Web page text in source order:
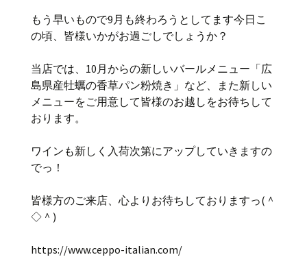
もう早いもので9月も終わろうとしてます今日こ
の頃、皆様いかがお過ごしでしょうか？
当店では、10月からの新しいバールメニュー「広
島県産牡蠣の香草パン粉焼き」など、また新しい
メニューをご用意して皆様のお越しをお待ちして
おります。
ワインも新しく入荷次第にアップしていきますの
でっ！
皆様方のご来店、心よりお待ちしておりますっ(＾
◇＾)
https://www.ceppo-italian.com/